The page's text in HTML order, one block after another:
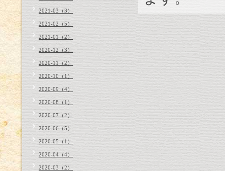
2021-03（3）
2021-02（5）
2021-01（2）
2020-12（3）
2020-11（2）
2020-10（1）
2020-09（4）
2020-08（1）
2020-07（2）
2020-06（5）
2020-05（1）
2020-04（4）
2020-03（2）